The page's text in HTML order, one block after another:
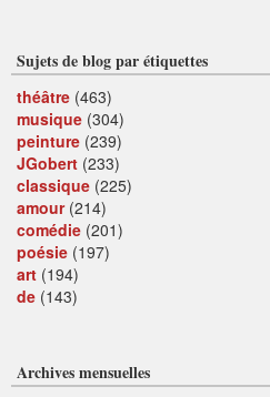
Sujets de blog par étiquettes
théâtre (463)
musique (304)
peinture (239)
JGobert (233)
classique (225)
amour(214)
comédie (201)
poésie (197)
art (194)
de (143)
Archives mensuelles